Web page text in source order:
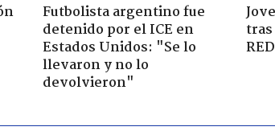
Futbolista argentino fue
detenido por el ICE en
Estados Unidos: "Se lo
llevaron y no lo
devolvieron"
tras